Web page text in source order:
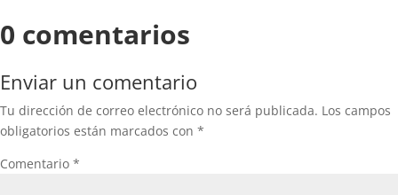
0 comentarios
Enviar un comentario
Tu dirección de correo electrónico no será publicada. Los campos
obligatorios están marcados con *
Comentario *